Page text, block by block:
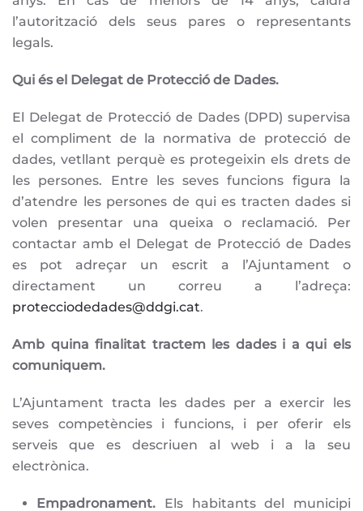
l’autorització dels seus pares o representants
legals.
Qui és el Delegat de Protecció de Dades.
El Delegat de Protecció de Dades (DPD) supervisa
el compliment de la normativa de protecció de
dades, vetllant perquè es protegeixin els drets de
les persones. Entre les seves funcions figura la
d’atendre les persones de qui es tracten dades si
volen presentar una queixa o reclamació. Per
contactar amb el Delegat de Protecció de Dades
es pot adreçar un escrit a l’Ajuntament o
directament un correu a l’adreça:
protecciodedades@ddgi.cat.
Amb quina finalitat tractem les dades i a qui els
comuniquem.
L’Ajuntament tracta les dades per a exercir les
seves competències i funcions, i per oferir els
serveis que es descriuen al web i a la seu
electrònica.
Empadronament. Els habitants del municipi